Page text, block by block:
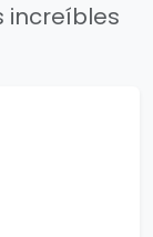
increíbles